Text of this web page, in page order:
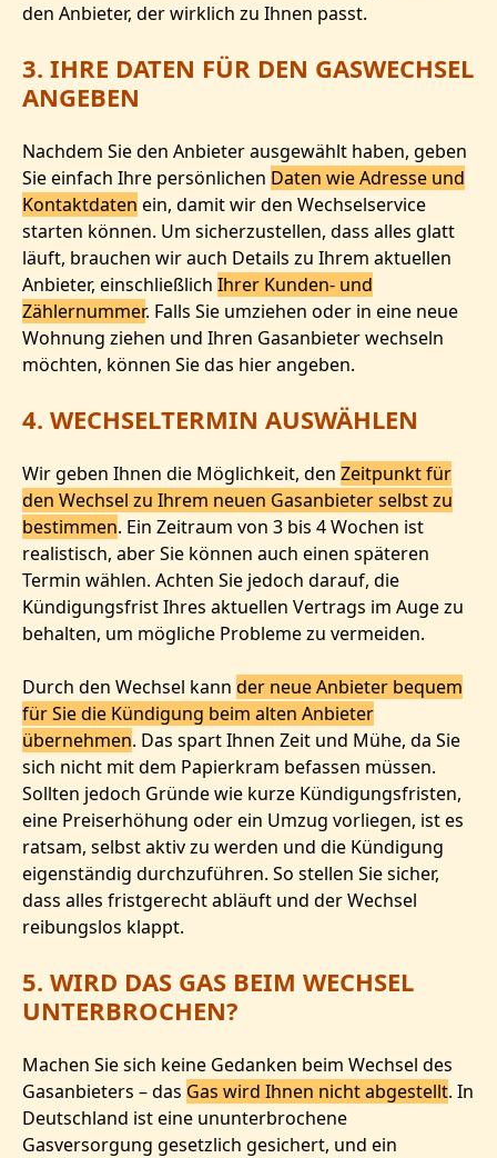
den Anbieter, der wirklich zu Ihnen passt.
3. IHRE DATEN FÜR DEN GASWECHSEL
ANGEBEN
Nachdem Sie den Anbieter ausgewählt haben, geben
Sie einfach Ihre persönlichen Daten wie Adresse und
Kontaktdaten ein, damit wir den Wechselservice
starten können. Um sicherzustellen, dass alles glatt
läuft, brauchen wir auch Details zu Ihrem aktuellen
Anbieter, einschließlich Ihrer Kunden- und
Zählernummer. Falls Sie umziehen oder in eine neue
Wohnung ziehen und Ihren Gasanbieter wechseln
möchten, können Sie das hier angeben.
4. WECHSELTERMIN AUSWÄHLEN
Wir geben Ihnen die Möglichkeit, den Zeitpunkt für
den Wechsel zu Ihrem neuen Gasanbieter selbst zu
bestimmen. Ein Zeitraum von 3 bis 4 Wochen ist
realistisch, aber Sie können auch einen späteren
Termin wählen. Achten Sie jedoch darauf, die
Kündigungsfrist Ihres aktuellen Vertrags im Auge zu
behalten, um mögliche Probleme zu vermeiden.
Durch den Wechsel kann der neue Anbieter bequem
für Sie die Kündigung beim alten Anbieter
übernehmen. Das spart Ihnen Zeit und Mühe, da Sie
sich nicht mit dem Papierkram befassen müssen.
Sollten jedoch Gründe wie kurze Kündigungsfristen,
eine Preiserhöhung oder ein Umzug vorliegen, ist es
ratsam, selbst aktiv zu werden und die Kündigung
eigenständig durchzuführen. So stellen Sie sicher,
dass alles fristgerecht abläuft und der Wechsel
reibungslos klappt.
5. WIRD DAS GAS BEIM WECHSEL
UNTERBROCHEN?
Machen Sie sich keine Gedanken beim Wechsel des
Gasanbieters – das Gas wird Ihnen nicht abgestellt. In
Deutschland ist eine ununterbrochene
Gasversorgung gesetzlich gesichert, und ein